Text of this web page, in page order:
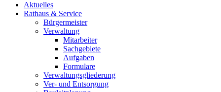
Aktuelles
Rathaus & Service
Bürgermeister
Verwaltung
Mitarbeiter
Sachgebiete
Aufgaben
Formulare
Verwaltungsgliederung
Ver- und Entsorgung